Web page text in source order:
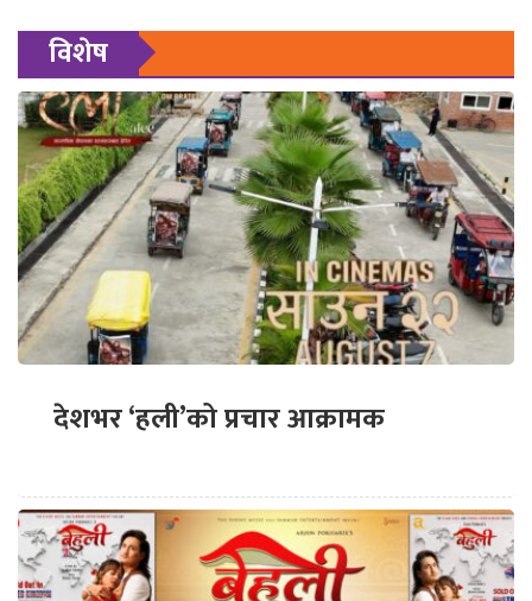
विशेष
देशभर ‘हली’को प्रचार आक्रामक